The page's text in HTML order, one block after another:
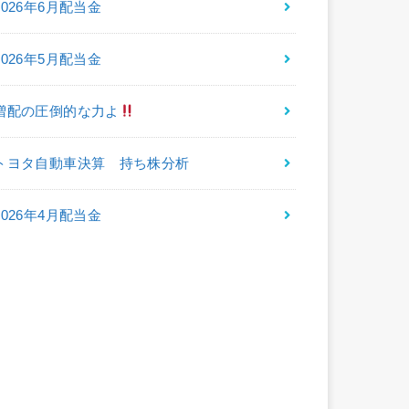
年6月配当金
年5月配当金
配の圧倒的な力よ
ヨタ自動車決算 持ち株分析
年4月配当金